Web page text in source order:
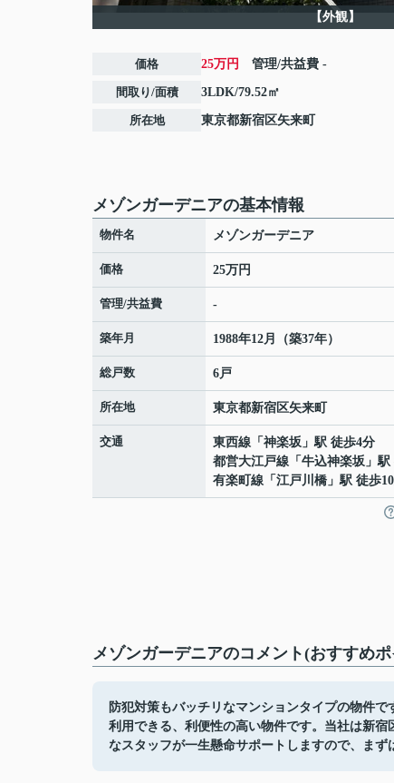
【外観】
価格 25万円 管理/共益費 -
間取り/面積 3LDK/79.52㎡
所在地 東京都新宿区矢来町
メゾンガーデニアの基本情報
物件名 メゾンガーデニア
価格 25万円
管理/共益費 -
築年月 1988年12月（築37年）
総戸数 6戸
所在地 東京都新宿区矢来町
交通 東西線 「 神楽坂 」駅 徒歩4分
都営大江戸線 「 牛込神楽坂 」
有楽町線 「 江戸川橋 」駅 徒歩
メゾンガーデニアのコメント(おすすめ
防犯対策もバッチリなマンションタイプの物件
利用できる、利便性の高い物件です。当社は新
なスタッフが一生懸命サポートしますので、まず